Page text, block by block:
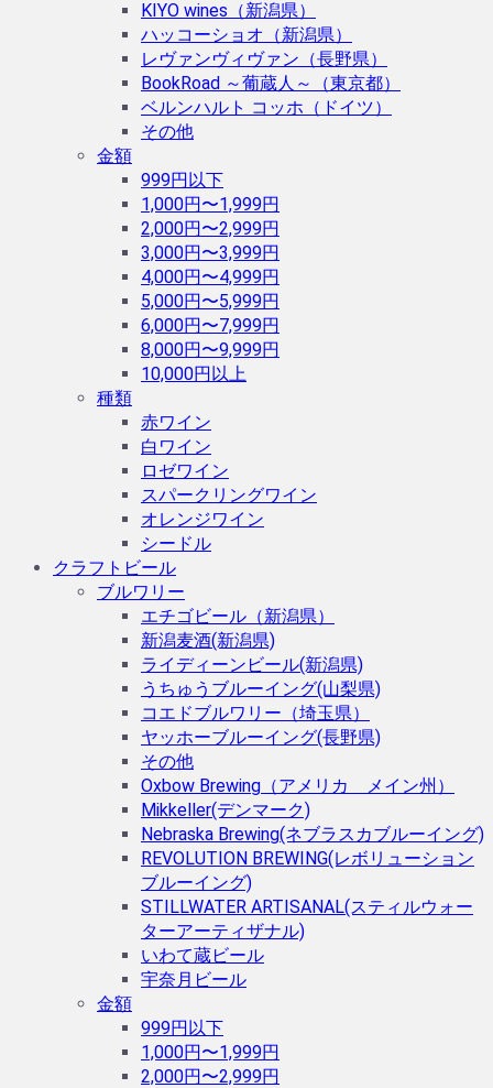
KIYO wines（新潟県）
ハッコーショオ（新潟県）
レヴァンヴィヴァン（長野県）
BookRoad ～葡蔵人～（東京都）
ベルンハルト コッホ（ドイツ）
その他
金額
999円以下
1,000円〜1,999円
2,000円〜2,999円
3,000円〜3,999円
4,000円〜4,999円
5,000円〜5,999円
6,000円〜7,999円
8,000円〜9,999円
10,000円以上
種類
赤ワイン
白ワイン
ロゼワイン
スパークリングワイン
オレンジワイン
シードル
クラフトビール
ブルワリー
エチゴビール（新潟県）
新潟麦酒(新潟県)
ライディーンビール(新潟県)
うちゅうブルーイング(山梨県)
コエドブルワリー（埼玉県）
ヤッホーブルーイング(長野県)
その他
Oxbow Brewing（アメリカ メイン州）
Mikkeller(デンマーク)
Nebraska Brewing(ネブラスカブルーイング)
REVOLUTION BREWING(レボリューション
ブルーイング)
STILLWATER ARTISANAL(スティルウォー
ターアーティザナル)
いわて蔵ビール
宇奈月ビール
金額
999円以下
1,000円〜1,999円
2,000円〜2,999円